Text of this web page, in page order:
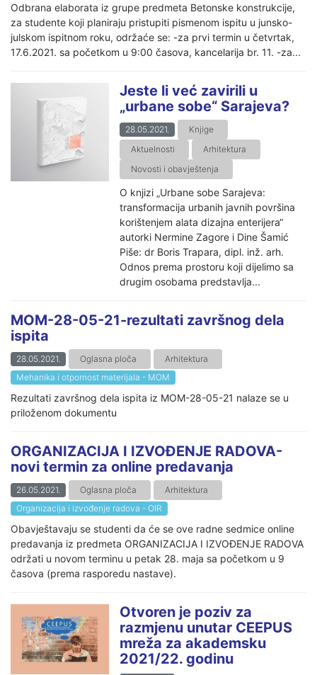
Odbrana elaborata iz grupe predmeta Betonske konstrukcije,
za studente koji planiraju pristupiti pismenom ispitu u junsko-
julskom ispitnom roku, održaće se: -za prvi termin u četvrtak,
17.6.2021. sa početkom u 9:00 časova, kancelarija br. 11. -za...
Jeste li već zavirili u
„urbane sobe“ Sarajeva?
28.05.2021.
Knjige
Aktuelnosti
Arhitektura
Novosti i obavještenja
O knjizi „Urbane sobe Sarajeva:
transformacija urbanih javnih površina
korištenjem alata dizajna enterijera“
autorki Nermine Zagore i Dine Šamić
Piše: dr Boris Trapara, dipl. inž. arh.
Odnos prema prostoru koji dijelimo sa
drugim osobama predstavlja...
MOM-28-05-21-rezultati završnog dela
ispita
28.05.2021. Oglasna ploča
Arhitektura
Mehanika i otpornost materijala - MOM
Rezultati završnog dela ispita iz MOM-28-05-21 nalaze se u
priloženom dokumentu
ORGANIZACIJA I IZVOĐENJE RADOVA-
novi termin za online predavanja
26.05.2021. Oglasna ploča
Arhitektura
Organizacija i izvođenje radova - OIR
Obavještavaju se studenti da će se ove radne sedmice online
predavanja iz predmeta ORGANIZACIJA I IZVOĐENJE RADOVA
održati u novom terminu u petak 28. maja sa početkom u 9
časova (prema rasporedu nastave).
Otvoren je poziv za
razmjenu unutar CEEPUS
mreža za akademsku
2021/22. godinu